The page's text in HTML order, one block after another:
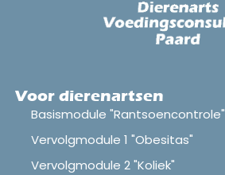
Voor dierenartsen
Basismodule "Rantsoencontrole"
Vervolgmodule 1 "Obesitas"
Vervolgmodule 2 "Koliek"